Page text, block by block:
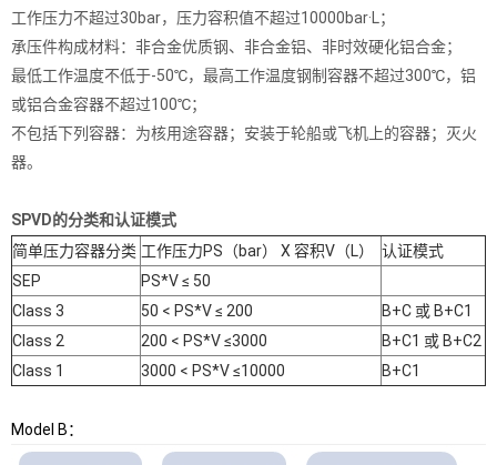
工作压力不超过30bar，压力容积值不超过10000bar·L；
承压件构成材料：非合金优质钢、非合金铝、非时效硬化铝合金；
最低工作温度不低于-50℃，最高工作温度钢制容器不超过300℃，铝
或铝合金容器不超过100℃；
不包括下列容器：为核用途容器；安装于轮船或飞机上的容器；灭火
器。
SPVD的分类和认证模式
简单压力容器分类 工作压力PS（bar） X 容积V（L）
认证模式
SEP
PS*V ≤ 50
Class 3
50 < PS*V ≤ 200
B+C 或 B+C1
Class 2
200 < PS*V ≤3000
B+C1 或 B+C2
Class 1
3000 < PS*V ≤10000 B+C1
Model B：